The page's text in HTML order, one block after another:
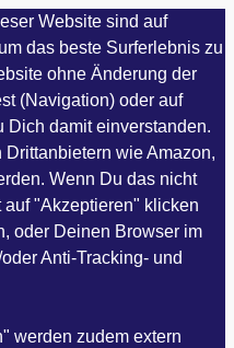
Website sind auf
das beste Surferlebnis zu
ohne Änderung der
(Navigation) oder auf
Dich damit einverstanden.
wie Amazon,
Wenn Du das nicht
"Akzeptieren" klicken
oder Deinen Browser im
Anti-Tracking- und
werden zudem extern